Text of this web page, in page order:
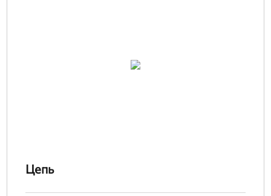
Цепь